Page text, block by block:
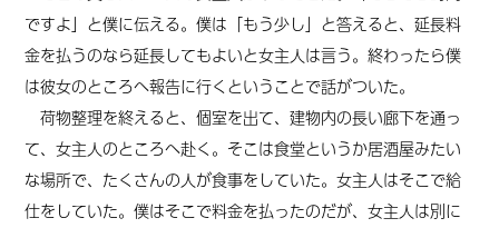
ですよ」と僕に伝える。僕は「もう少し」と答えると、延長料
金を払うのなら延長してもよいと女主人は言う。終わったら僕
は彼女のところへ報告に行くということで話がついた。
荷物整理を終えると、個室を出て、建物内の長い廊下を通っ
て、女主人のところへ赴く。そこは食堂というか居酒屋みたい
な場所で、たくさんの人が食事をしていた。女主人はそこで給
仕をしていた。僕はそこで料金を払ったのだが、女主人は別に